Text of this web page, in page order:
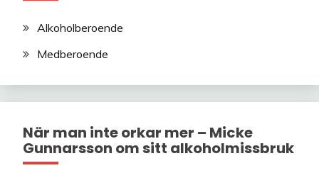
Alkoholberoende
Medberoende
När man inte orkar mer – Micke
Gunnarsson om sitt alkoholmissbruk